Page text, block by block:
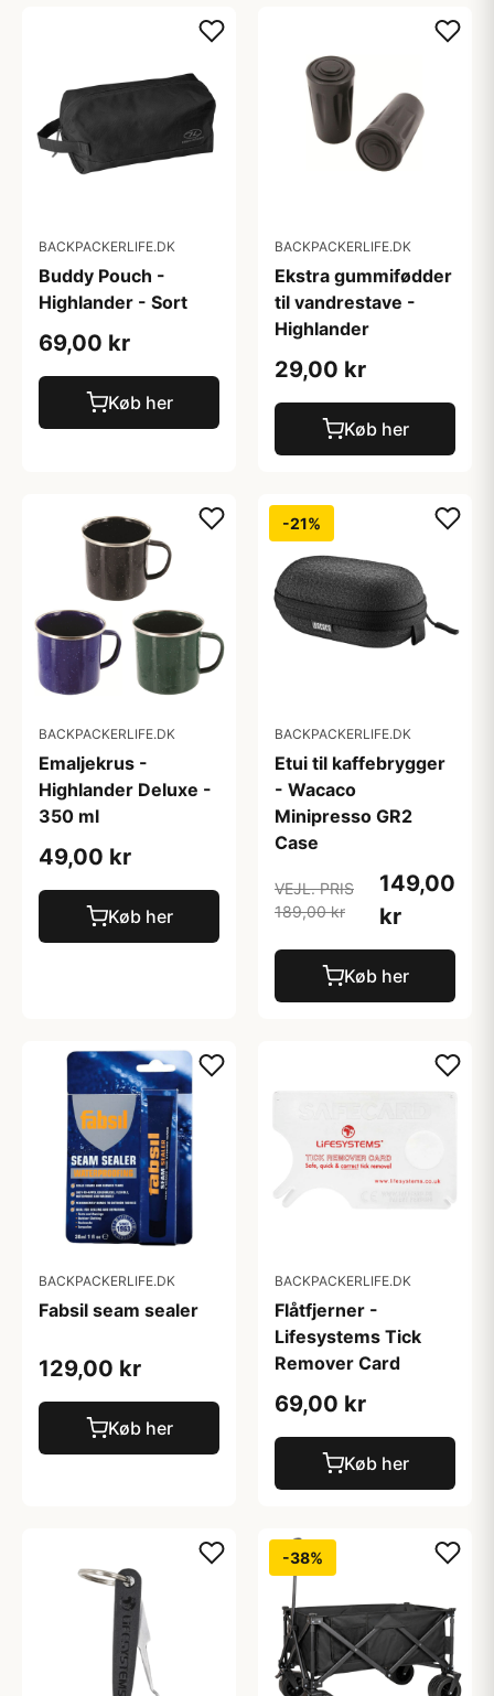
BACKPACKERLIFE.DK
Buddy Pouch -
Highlander - Sort
69,00 kr
Køb her
BACKPACKERLIFE.DK
Ekstra gummifødder
til vandrestave -
Highlander
29,00 kr
Køb her
BACKPACKERLIFE.DK
Emaljekrus -
Highlander Deluxe -
350 ml
49,00 kr
Køb her
-21%
BACKPACKERLIFE.DK
Etui til kaffebrygger
- Wacaco
Minipresso GR2
Case
VEJL. PRIS
189,00 kr
149,00
kr
Køb her
BACKPACKERLIFE.DK
Fabsil seam sealer
129,00 kr
Køb her
BACKPACKERLIFE.DK
Flåtfjerner -
Lifesystems Tick
Remover Card
69,00 kr
Køb her
-38%